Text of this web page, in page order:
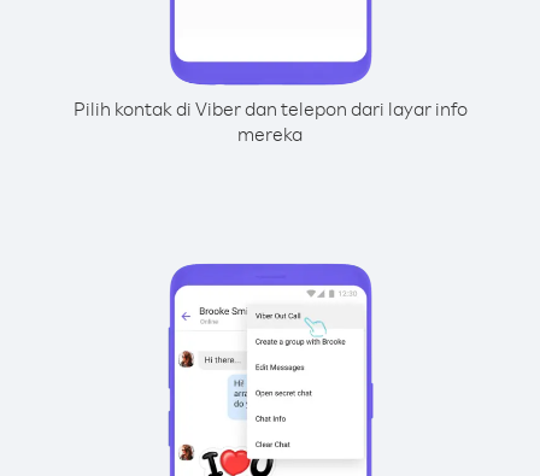
Pilih kontak di Viber dan telepon dari layar info
mereka